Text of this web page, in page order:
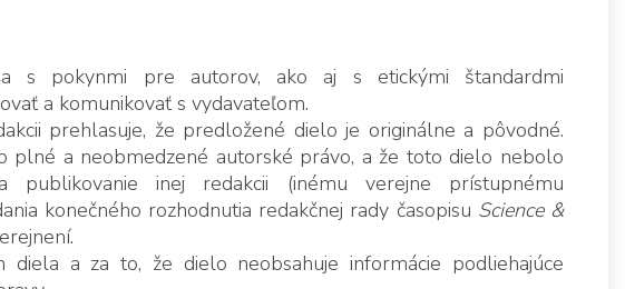
s pokynmi pre autorov, ako aj s etickými štandardmi
a komunikovať s vydavateľom.
prehlasuje, že predložené dielo je originálne a pôvodné.
plné a neobmedzené autorské právo, a že toto dielo nebolo
inej redakcii (inému verejne prístupnému
konečného rozhodnutia redakčnej rady časopisu Science &
a za to, že dielo neobsahuje informácie podliehajúce